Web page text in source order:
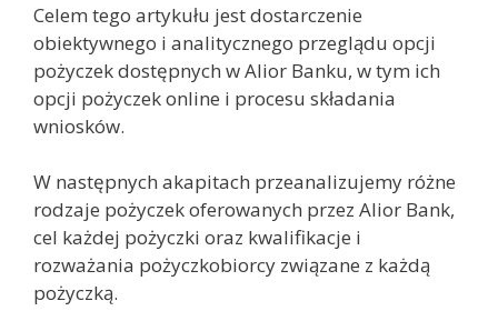
Celem tego artykułu jest dostarczenie
obiektywnego i analitycznego przeglądu opcji
pożyczek dostępnych w Alior Banku, w tym ich
opcji pożyczek online i procesu składania
wniosków.
W następnych akapitach przeanalizujemy różne
rodzaje pożyczek oferowanych przez Alior Bank,
cel każdej pożyczki oraz kwalifikacje i
rozważania pożyczkobiorcy związane z każdą
pożyczką.